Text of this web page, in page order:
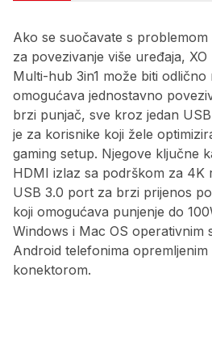
Ako se suočavate s
za povezivanje više uređaja,
Multi-hub 3in1 može biti odlično
omogućava jednostavno
brzi punjač, sve kroz jedan
je za korisnike koji žele
gaming setup. Njegove ključne
HDMI izlaz sa podrškom za 4K
USB 3.0 port za brzi prijenos
koji omogućava punjenje do
Windows i Mac OS operativnim
Android telefonima opremljenim
konektorom.